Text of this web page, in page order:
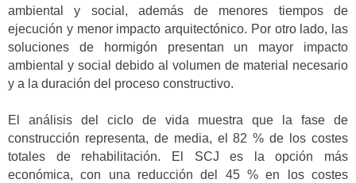
ambiental y social, además de menores tiempos de
ejecución y menor impacto arquitectónico. Por otro lado, las
soluciones de hormigón presentan un mayor impacto
ambiental y social debido al volumen de material necesario
y a la duración del proceso constructivo.
El análisis del ciclo de vida muestra que la fase de
construcción representa, de media, el 82 % de los costes
totales de rehabilitación. El SCJ es la opción más
económica, con una reducción del 45 % en los costes